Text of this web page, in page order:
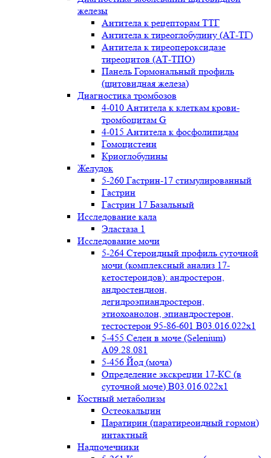
железы
Антитела к рецепторам ТТГ
Антитела к тиреоглобулину (АТ-ТГ)
Антитела к тиреопероксидазе
тиреоцитов (АТ-ТПО)
Панель Гормональный профиль
(щитовидная железа)
Диагностика тромбозов
4-010 Антитела к клеткам крови-
тромбоцитам G
4-015 Антитела к фосфолипидам
Гомоцистеин
Криоглобулины
Желудок
5-260 Гастрин-17 стимулированный
Гастрин
Гастрин 17 Базальный
Исследование кала
Эластаза 1
Исследование мочи
5-264 Стероидный профиль суточной
мочи (комплексный анализ 17-
кетостероидов): андростерон,
андростендион,
дегидроэпиандростерон,
этиохоанолон, эпиандростерон,
тестостерон 95-86-601 B03.016.022x1
5-455 Селен в моче (Selenium)
A09.28.081
5-456 Йод (моча)
Определение экскреции 17-КС (в
суточной моче) B03.016.022x1
Костный метаболизм
Остеокальцин
Паратирин (паратиреоидный гормон)
интактный
Надпочечники